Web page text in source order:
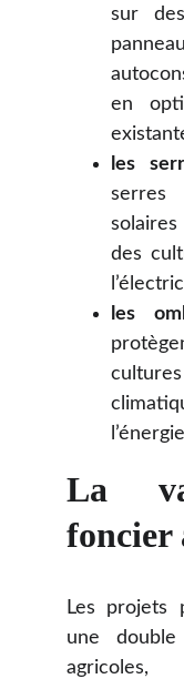
sur
en
les
des
les
La
foncier
Les projets
une